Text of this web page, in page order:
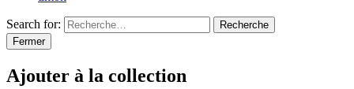
Search for:
Recherche
Fermer
Ajouter à la collection